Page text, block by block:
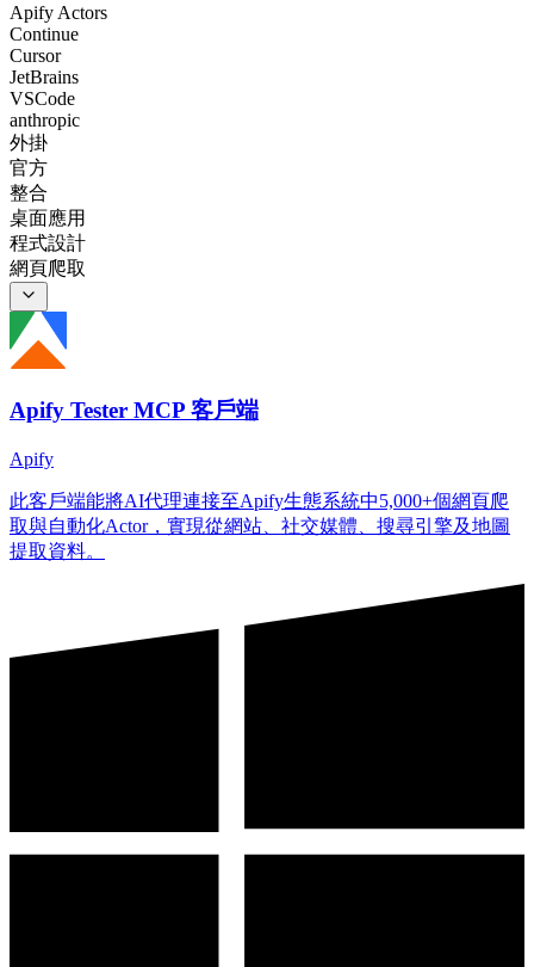
Apify Actors
Continue
Cursor
JetBrains
VSCode
anthropic
外掛
官方
整合
桌面應用
程式設計
網頁爬取
Apify Tester MCP 客戶端
Apify
此客戶端能將AI代理連接至Apify生態系統中5,000+個網頁爬
取與自動化Actor，實現從網站、社交媒體、搜尋引擎及地圖
提取資料。